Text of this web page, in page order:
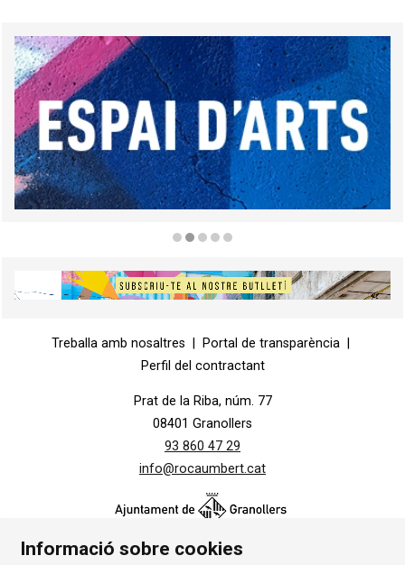
Treballa amb nosaltres
Portal de transparència
Perfil del contractant
Prat de la Riba, núm. 77
08401 Granollers
93 860 47 29
info@rocaumbert.cat
Informació sobre cookies